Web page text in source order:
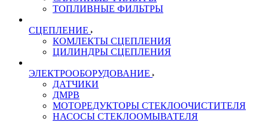
ТОПЛИВНЫЕ ФИЛЬТРЫ
СЦЕПЛЕНИЕ
КОМЛЕКТЫ СЦЕПЛЕНИЯ
ЦИЛИНДРЫ СЦЕПЛЕНИЯ
ЭЛЕКТРООБОРУДОВАНИЕ
ДАТЧИКИ
ДМРВ
МОТОРЕДУКТОРЫ СТЕКЛООЧИСТИТЕЛЯ
НАСОСЫ СТЕКЛООМЫВАТЕЛЯ